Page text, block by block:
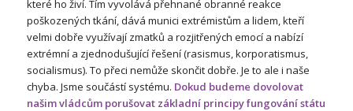
které ho živí. Tím vyvolává přehnané obranné reakce
poškozených tkání, dává munici extrémistům a lidem, kteří
velmi dobře využívají zmatků a rozjitřených emocí a nabízí
extrémní a zjednodušující řešení (rasismus, korporatismus,
socialismus). To přeci nemůže skončit dobře. Je to ale i naše
chyba. Jsme součástí systému. Dokud budeme dovolovat
našim vládcům porušovat základní principy fungování státu